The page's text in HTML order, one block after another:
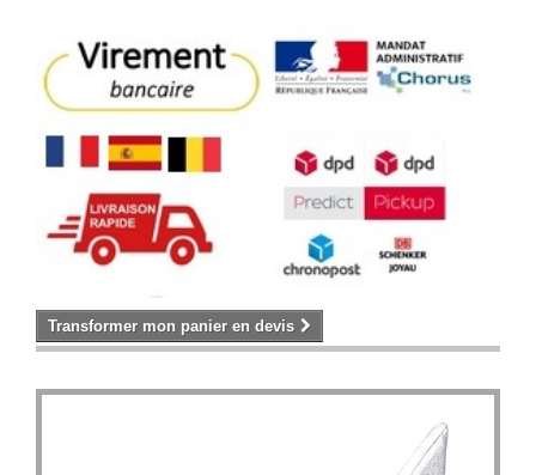
Transformer mon panier en devis